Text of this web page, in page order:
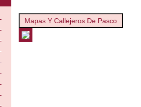
Mapas Y Callejeros De Pasco